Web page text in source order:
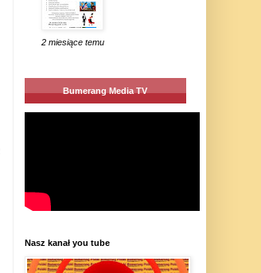
2 miesiące temu
Bumerang Media TV
Nasz kanał you tube